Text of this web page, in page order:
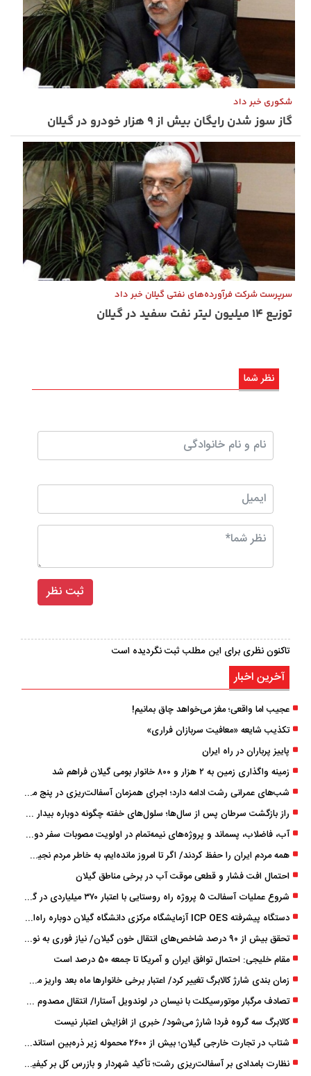
شکوری خبر داد
گاز سوز شدن رایگان بیش از ۹ هزار خودرو در گیلان
سرپرست شرکت فرآورده‌های نفتی گیلان خبر داد
توزیع ۱۴ میلیون لیتر نفت سفید در گیلان
نظر شما
تاکنون نظری برای این مطلب ثبت نگردیده است
آخرین اخبار
عجیب اما واقعی؛ مغز می‌خواهد چاق بمانیم!
تکذیب شایعه «معافیت سربازان فراری»
پاییز پرباران در راه ایران
زمینه واگذاری زمین به ۲ هزار و ۸۰۰ خانوار بومی گیلان فراهم شد
شب‌های عمرانی رشت ادامه دارد؛ اجرای همزمان آسفالت‌ریزی در پنج منطقه شهری
راز بازگشت سرطان پس از سال‌ها؛ سلول‌های خفته چگونه دوباره بیدار می‌شوند؟
آب، فاضلاب، پسماند و پروژه‌های نیمه‌تمام در اولویت مصوبات سفر دولت
همه مردم ایران را حفظ کردند/ اگر تا امروز مانده‌ایم، به ‌خاطر مردم نجیب ایران بوده است
احتمال افت فشار و قطعی موقت آب در برخی مناطق گیلان
شروع عملیات آسفالت ۵ پروژه راه ‌روستایی با اعتبار ۳۷۰ میلیاردی در گیلان
دستگاه پیشرفته ICP OES آزمایشگاه مرکزی دانشگاه گیلان دوباره راه‌اندازی شد
تحقق بیش از ۹۰ درصد شاخص‌های انتقال خون گیلان/ نیاز فوری به نوسازی تجهیزات آزمایشگاهی
مقام خلیجی: احتمال توافق ایران و آمریکا تا جمعه 50 درصد است
زمان ‌بندی شارژ کالابرگ تغییر کرد/ اعتبار برخی خانوارها ماه بعد واریز می‌شود
تصادف مرگبار موتورسیکلت با نیسان در لوندویل آستارا/ انتقال مصدوم با اورژانس هوایی به رشت
کالابرگ سه گروه فردا شارژ می‌شود/ خبری از افزایش اعتبار نیست
شتاب در تجارت خارجی گیلان؛ بیش از ۲۶۰۰ محموله زیر ذره‌بین استاندارد
نظارت بامدادی بر آسفالت‌ریزی رشت؛ تأکید شهردار و بازرس کل بر کیفیت اجرای پروژه‌ها